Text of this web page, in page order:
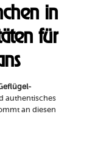
in
für
authentisches
an diesen